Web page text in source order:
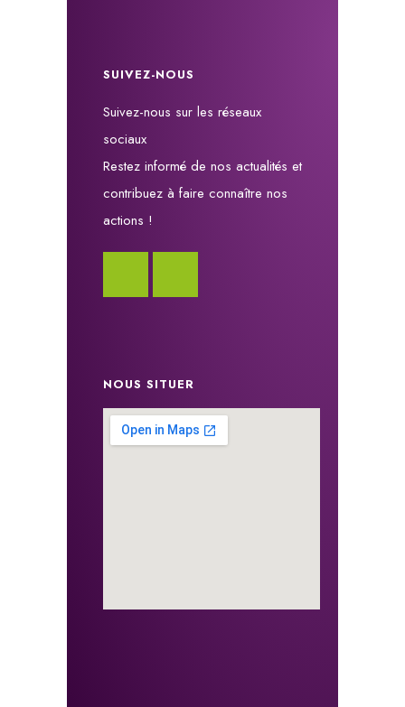
SUIVEZ-NOUS
Suivez-nous sur les réseaux
sociaux
Restez informé de nos actualités et
contribuez à faire connaître nos
actions !
NOUS SITUER